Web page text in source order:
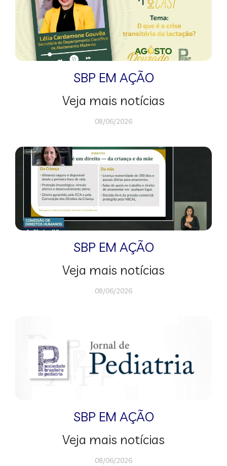
SBP EM AÇÃO
Veja mais notícias
08/06/2026
SBP EM AÇÃO
Veja mais notícias
08/06/2026
SBP EM AÇÃO
Veja mais notícias
08/06/2026